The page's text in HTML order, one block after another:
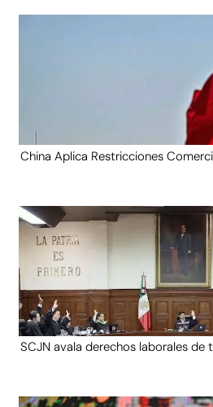
China Aplica Restricciones
SCJN avala derechos laborales de